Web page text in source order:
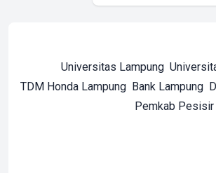
Universitas Lampung
TDM Honda Lampung Bank Lampung
Pemkab Pesisir